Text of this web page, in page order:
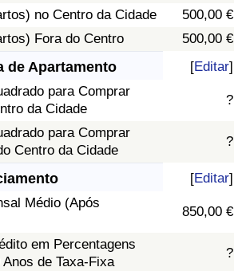
no Centro da Cidade
500,00 €
Fora do Centro
500,00 €
de Apartamento [Editar]
para Comprar
da Cidade
?
para Comprar
Centro da Cidade
?
[Editar]
Médio (Após
850,00 €
em Percentagens
de Taxa-Fixa
?